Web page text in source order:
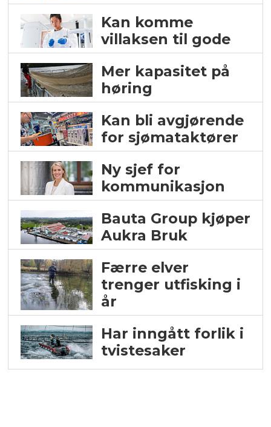
Kan komme
villaksen til gode
Mer kapasitet på
høring
Kan bli avgjørende
for sjømataktører
Ny sjef for
kommunikasjon
Bauta Group kjøper
Aukra Bruk
Færre elver
trenger utfisking i
år
Har inngått forlik i
tvistesaker